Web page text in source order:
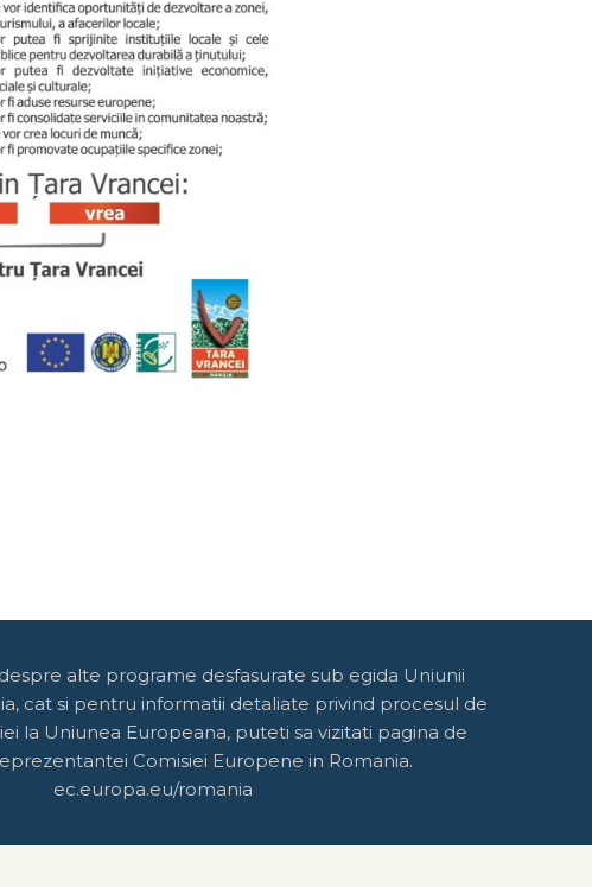
alte programe desfasurate sub egida Uniunii
cat si pentru informatii detaliate privind procesul de
la Uniunea Europeana, puteti sa vizitati pagina de
Comisiei Europene in Romania.
ec.europa.eu/romania